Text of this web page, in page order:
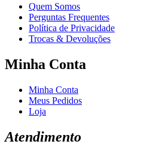
Quem Somos
Perguntas Frequentes
Política de Privacidade
Trocas & Devoluções
Minha Conta
Minha Conta
Meus Pedidos
Loja
Atendimento